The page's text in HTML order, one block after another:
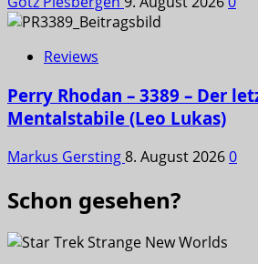
Reviews
Perry Rhodan – 3389 – Der
Mentalstabile (Leo Lukas)
Markus Gersting8. August 20260
Schon gesehen?